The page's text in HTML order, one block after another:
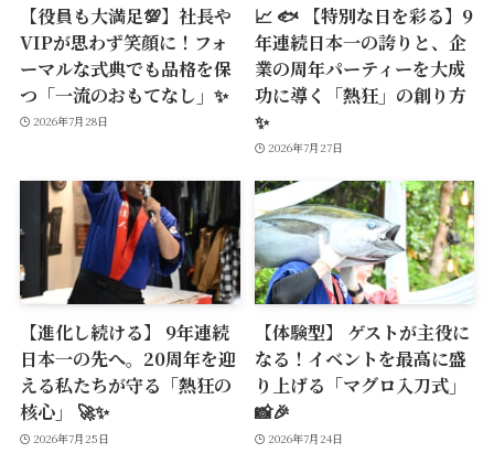
【役員も大満足💯】社長や
VIPが思わず笑顔に！フォ
ーマルな式典でも品格を保
つ「一流のおもてなし」✨
2026年7月28日
📈 🐟 【特別な日を彩る】9
年連続日本一の誇りと、企
業の周年パーティーを大成
功に導く「熱狂」の創り方
✨
2026年7月27日
【進化し続ける】 9年連続
日本一の先へ。20周年を迎
える私たちが守る「熱狂の
核心」 🚀✨
2026年7月25日
【体験型】 ゲストが主役に
なる！イベントを最高に盛
り上げる「マグロ入刀式」
📸🎉
2026年7月24日